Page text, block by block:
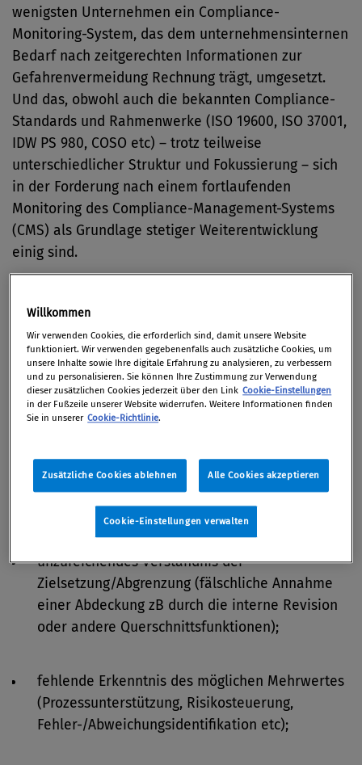
wenigsten Unternehmen ein Compliance-
Monitoring-System, das dem unternehmensinternen
Bedarf nach zeitgerechten Informationen zur
Gefahrenvermeidung Rechnung trägt, umgesetzt.
Und das, obwohl auch die bekannten Compliance-
Standards und Rahmenwerke (ISO 19600, ISO 37001,
IDW PS 980, COSO etc) – trotz teilweise
unterschiedlicher Struktur und Fokussierung – sich
in der Forderung nach einem fortlaufenden
Monitoring des Compliance-Management-Systems
(CMS) als Grundlage stetiger Weiterentwicklung
einig sind.
entsprechende Monitoring-Systeme eingeführt
haben, sind:
CMS-Implementierung noch nicht abgeschlossen
(geplante Umsetzung noch nicht erfolgt);
alleinige Implementierung punktueller
Einzelmaßnahmen (Fokusthemen) ohne
Einbindung in ein übergeordnetes CMS;
unzureichendes Verständnis der
Zielsetzung/Abgrenzung (fälschliche Annahme
einer Abdeckung zB durch die interne Revision
oder andere Querschnittsfunktionen);
fehlende Erkenntnis des möglichen Mehrwertes
(Prozessunterstützung, Risikosteuerung,
Fehler-/Abweichungsidentifikation etc);
Willkommen
Wir verwenden Cookies, die erforderlich sind, damit unsere Website
funktioniert. Wir verwenden gegebenenfalls auch zusätzliche Cookies, um
unsere Inhalte sowie Ihre digitale Erfahrung zu analysieren, zu verbessern
und zu personalisieren. Sie können Ihre Zustimmung zur Verwendung
dieser zusätzlichen Cookies jederzeit über den Link Cookie-Einstellungen
in der Fußzeile unserer Website widerrufen. Weitere Informationen finden
Sie in unserer Cookie-Richtlinie.
Zusätzliche Cookies ablehnen Alle Cookies akzeptieren
Cookie-Einstellungen verwalten